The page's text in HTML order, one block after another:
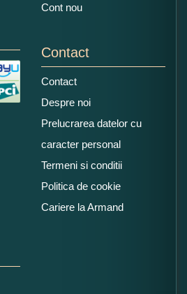
Cont nou
Contact
Contact
Despre noi
Prelucrarea datelor cu
caracter personal
Termeni si conditii
Politica de cookie
Cariere la Armand